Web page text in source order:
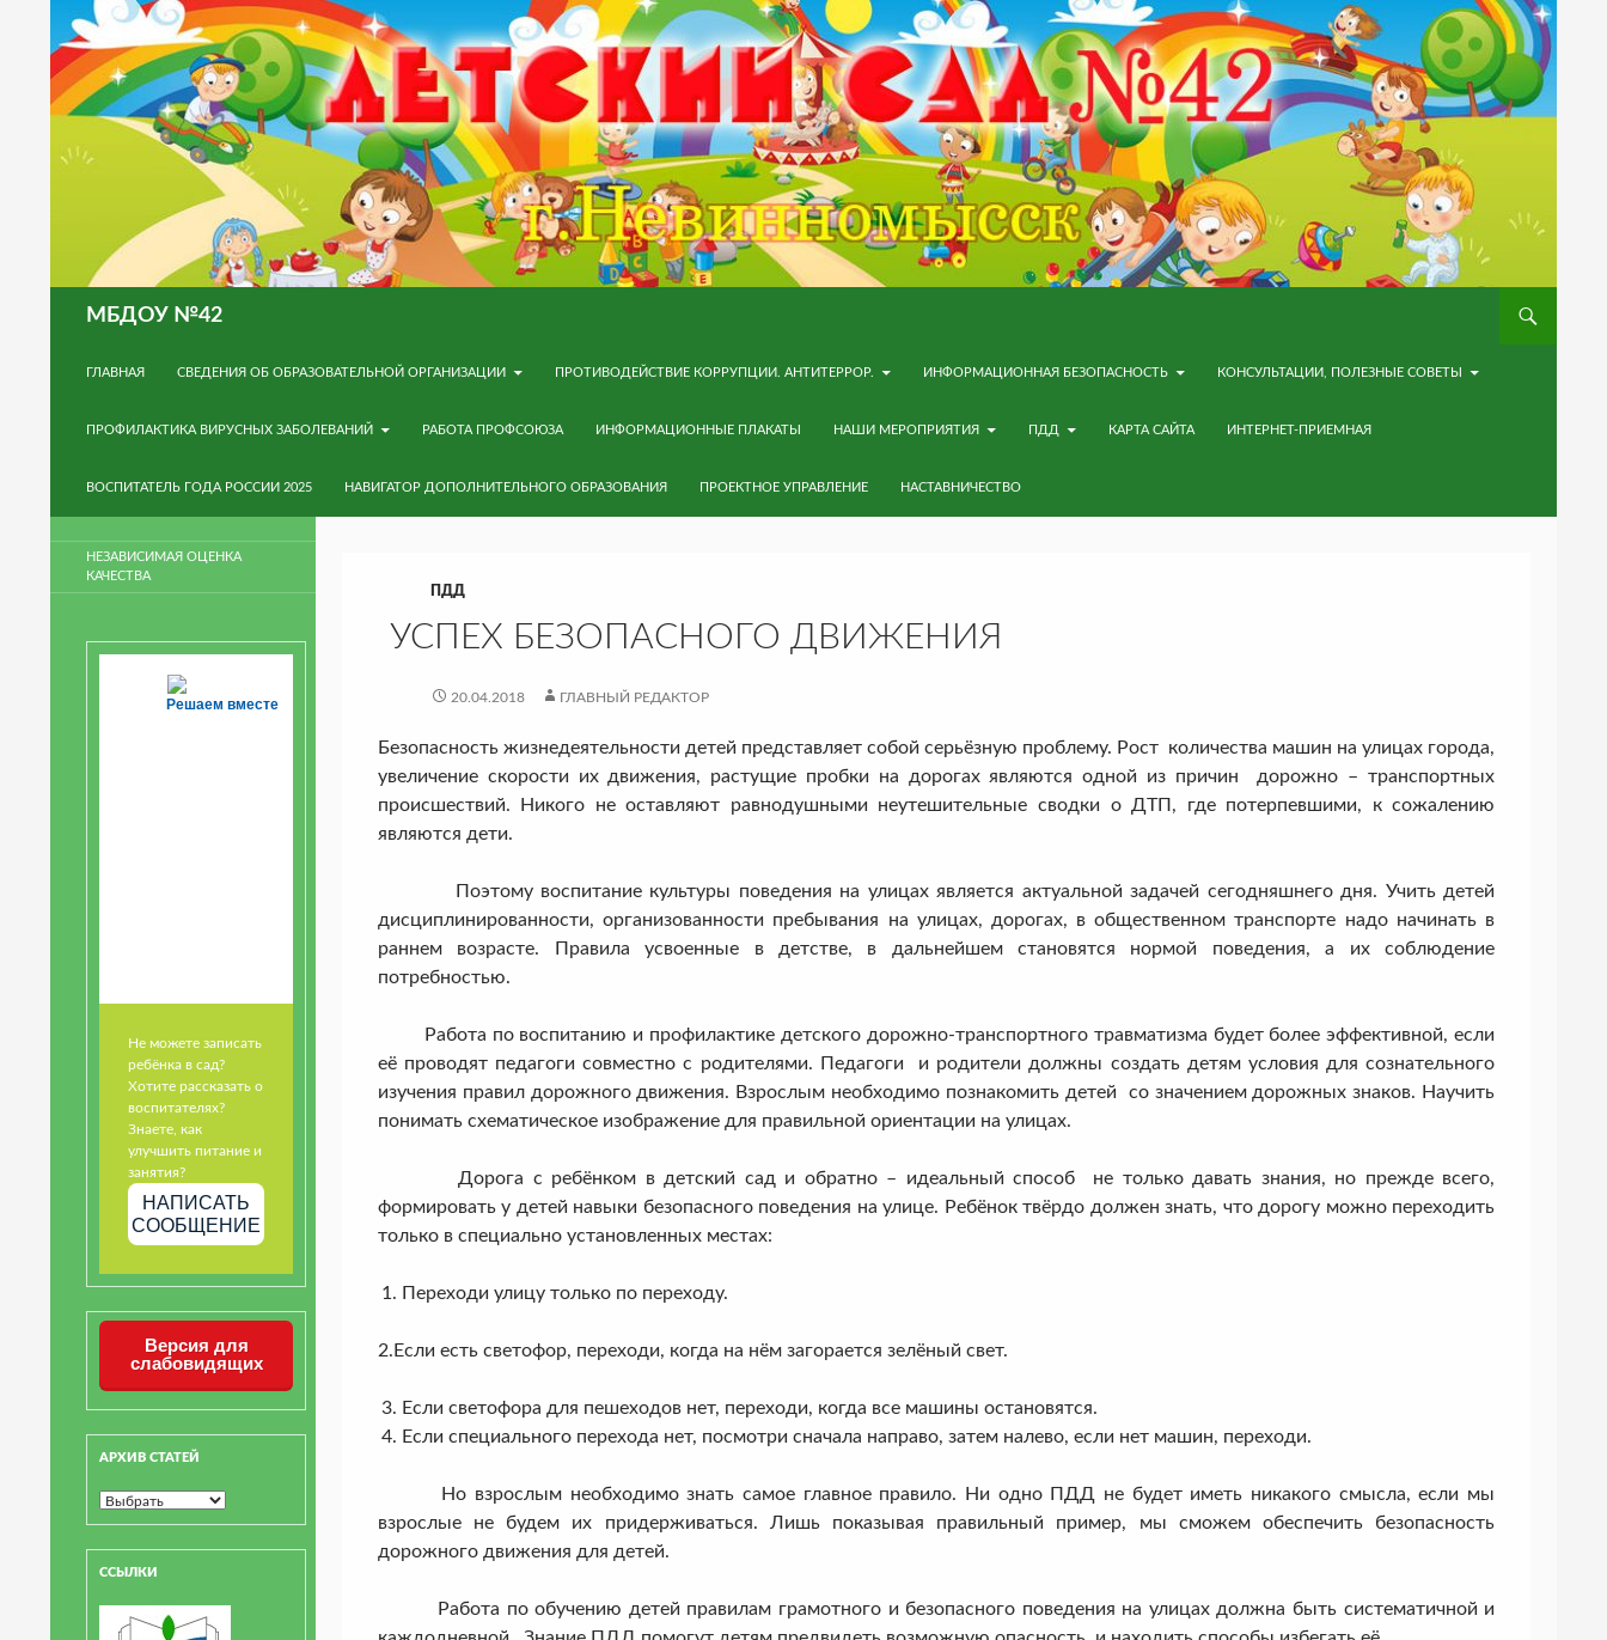
МБДОУ №42
ГЛАВНАЯ
СВЕДЕНИЯ ОБ ОБРАЗОВАТЕЛЬНОЙ ОРГАНИЗАЦИИ ПРОТИВОДЕЙСТВИЕ КОРРУПЦИИ. АНТИТЕРРОР. ИНФОРМАЦИОННАЯ БЕЗОПАСНОСТЬ КОНСУЛЬТАЦИИ, ПОЛЕЗНЫЕ СОВЕТЫ
ПРОФИЛАКТИКА ВИРУСНЫХ ЗАБОЛЕВАНИЙ РАБОТА ПРОФСОЮЗА ИНФОРМАЦИОННЫЕ ПЛАКАТЫ НАШИ МЕРОПРИЯТИЯ ПДД КАРТА САЙТА ИНТЕРНЕТ-ПРИЕМНАЯ
ВОСПИТАТЕЛЬ ГОДА РОССИИ 2025 НАВИГАТОР ДОПОЛНИТЕЛЬНОГО ОБРАЗОВАНИЯ ПРОЕКТНОЕ УПРАВЛЕНИЕ НАСТАВНИЧЕСТВО
ПДД
УСПЕХ БЕЗОПАСНОГО ДВИЖЕНИЯ
20.04.2018 ГЛАВНЫЙ РЕДАКТОР
Безопасность жизнедеятельности детей представляет собой серьёзную проблему. Рост количества машин на улицах города,
увеличение скорости их движения, растущие пробки на дорогах являются одной из причин дорожно – транспортных
происшествий. Никого не оставляют равнодушными неутешительные сводки о ДТП, где потерпевшими, к сожалению
являются дети.
Поэтому воспитание культуры поведения на улицах является актуальной задачей сегодняшнего дня. Учить детей
дисциплинированности, организованности пребывания на улицах, дорогах, в общественном транспорте надо начинать в
раннем возрасте. Правила усвоенные в детстве, в дальнейшем становятся нормой поведения, а их соблюдение
потребностью.
Работа по воспитанию и профилактике детского дорожно-транспортного травматизма будет более эффективной, если
её проводят педагоги совместно с родителями. Педагоги и родители должны создать детям условия для сознательного
изучения правил дорожного движения. Взрослым необходимо познакомить детей со значением дорожных знаков. Научить
понимать схематическое изображение для правильной ориентации на улицах.
Дорога с ребёнком в детский сад и обратно – идеальный способ не только давать знания, но прежде всего,
формировать у детей навыки безопасного поведения на улице. Ребёнок твёрдо должен знать, что дорогу можно переходить
только в специально установленных местах:
Переходи улицу только по переходу.
2.Если есть светофор, переходи, когда на нём загорается зелёный свет.
Если светофора для пешеходов нет, переходи, когда все машины остановятся.
Если специального перехода нет, посмотри сначала направо, затем налево, если нет машин, переходи.
Но взрослым необходимо знать самое главное правило. Ни одно ПДД не будет иметь никакого смысла, если мы
взрослые не будем их придерживаться. Лишь показывая правильный пример, мы сможем обеспечить безопасность
дорожного движения для детей.
Работа по обучению детей правилам грамотного и безопасного поведения на улицах должна быть систематичной и
НЕЗАВИСИМАЯ ОЦЕНКА
КАЧЕСТВА
Решаем вместе
Не можете записать
ребёнка в сад?
Хотите рассказать о
воспитателях?
Знаете, как
улучшить питание и
занятия?
НАПИСАТЬ
СООБЩЕНИЕ
Версия для
слабовидящих
АРХИВ СТАТЕЙ
ССЫЛКИ